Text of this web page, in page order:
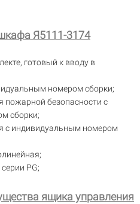
Я5111-3174
готовый к вводу в
номером сборки;
пожарной безопасности с
сборки;
с индивидуальным номером
PG;
ящика управления